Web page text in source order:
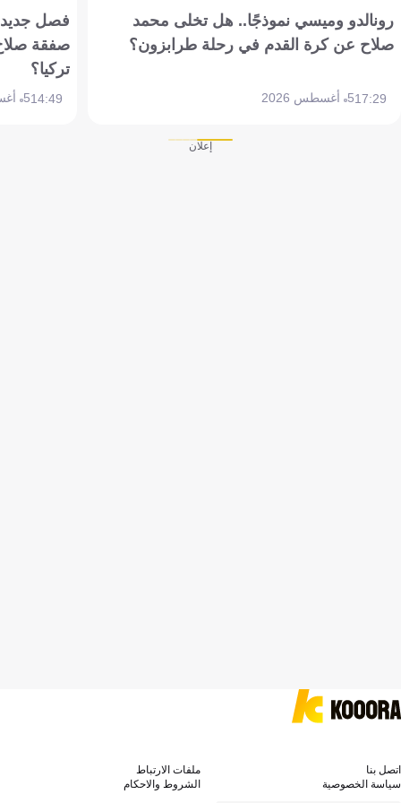
رونالدو وميسي نموذجًا.. هل تخلى محمد
صلاح عن كرة القدم في رحلة طرابزون؟
17:295 أغسطس 2026
فصل جديد
صفقة
تركيا؟
14:495 أغسطس 2026
إعلان
اتصل بنا
ملفات الارتباط
سياسة الخصوصية
الشروط والاحكام